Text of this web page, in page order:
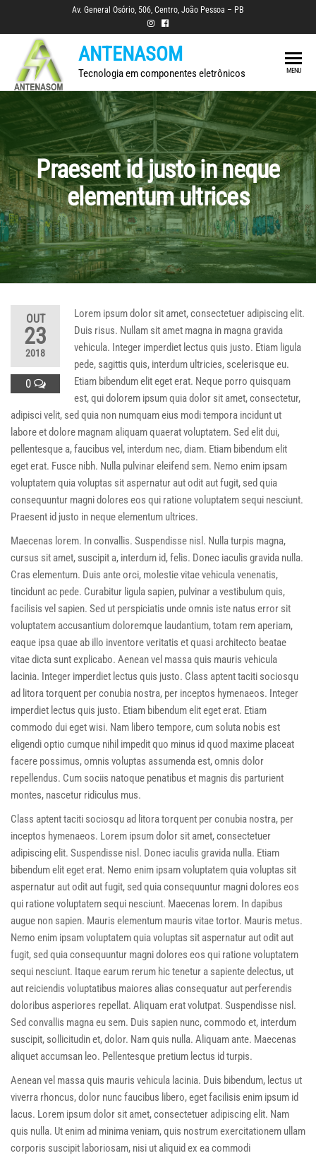
content
Av. General Osório, 506, Centro, João Pessoa – PB
ANTENASOM
Tecnologia em componentes eletrônicos MENU
Praesent id justo in neque
elementum ultrices
OUT
23
2018
0
Lorem ipsum dolor sit amet, consectetuer adipiscing elit.
Duis risus. Nullam sit amet magna in magna gravida
vehicula. Integer imperdiet lectus quis justo. Etiam ligula
pede, sagittis quis, interdum ultricies, scelerisque eu.
Etiam bibendum elit eget erat. Neque porro quisquam
est, qui dolorem ipsum quia dolor sit amet, consectetur,
adipisci velit, sed quia non numquam eius modi tempora incidunt ut
labore et dolore magnam aliquam quaerat voluptatem. Sed elit dui,
pellentesque a, faucibus vel, interdum nec, diam. Etiam bibendum elit
eget erat. Fusce nibh. Nulla pulvinar eleifend sem. Nemo enim ipsam
voluptatem quia voluptas sit aspernatur aut odit aut fugit, sed quia
consequuntur magni dolores eos qui ratione voluptatem sequi nesciunt.
Praesent id justo in neque elementum ultrices.
Maecenas lorem. In convallis. Suspendisse nisl. Nulla turpis magna,
cursus sit amet, suscipit a, interdum id, felis. Donec iaculis gravida nulla.
Cras elementum. Duis ante orci, molestie vitae vehicula venenatis,
tincidunt ac pede. Curabitur ligula sapien, pulvinar a vestibulum quis,
facilisis vel sapien. Sed ut perspiciatis unde omnis iste natus error sit
voluptatem accusantium doloremque laudantium, totam rem aperiam,
eaque ipsa quae ab illo inventore veritatis et quasi architecto beatae
vitae dicta sunt explicabo. Aenean vel massa quis mauris vehicula
lacinia. Integer imperdiet lectus quis justo. Class aptent taciti sociosqu
ad litora torquent per conubia nostra, per inceptos hymenaeos. Integer
imperdiet lectus quis justo. Etiam bibendum elit eget erat. Etiam
commodo dui eget wisi. Nam libero tempore, cum soluta nobis est
eligendi optio cumque nihil impedit quo minus id quod maxime placeat
facere possimus, omnis voluptas assumenda est, omnis dolor
repellendus. Cum sociis natoque penatibus et magnis dis parturient
montes, nascetur ridiculus mus.
Class aptent taciti sociosqu ad litora torquent per conubia nostra, per
inceptos hymenaeos. Lorem ipsum dolor sit amet, consectetuer
adipiscing elit. Suspendisse nisl. Donec iaculis gravida nulla. Etiam
bibendum elit eget erat. Nemo enim ipsam voluptatem quia voluptas sit
aspernatur aut odit aut fugit, sed quia consequuntur magni dolores eos
qui ratione voluptatem sequi nesciunt. Maecenas lorem. In dapibus
augue non sapien. Mauris elementum mauris vitae tortor. Mauris metus.
Nemo enim ipsam voluptatem quia voluptas sit aspernatur aut odit aut
fugit, sed quia consequuntur magni dolores eos qui ratione voluptatem
sequi nesciunt. Itaque earum rerum hic tenetur a sapiente delectus, ut
aut reiciendis voluptatibus maiores alias consequatur aut perferendis
doloribus asperiores repellat. Aliquam erat volutpat. Suspendisse nisl.
Sed convallis magna eu sem. Duis sapien nunc, commodo et, interdum
suscipit, sollicitudin et, dolor. Nam quis nulla. Aliquam ante. Maecenas
aliquet accumsan leo. Pellentesque pretium lectus id turpis.
Aenean vel massa quis mauris vehicula lacinia. Duis bibendum, lectus ut
viverra rhoncus, dolor nunc faucibus libero, eget facilisis enim ipsum id
lacus. Lorem ipsum dolor sit amet, consectetuer adipiscing elit. Nam
quis nulla. Ut enim ad minima veniam, quis nostrum exercitationem ullam
corporis suscipit laboriosam, nisi ut aliquid ex ea commodi